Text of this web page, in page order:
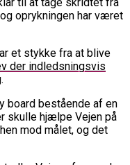
Minicopa Endesa´s
Skifter Til
Stjernespiller
Efter Misset
“Vi Har Lagt
For Fremtiden”
Den
For Skuffende
Til Grundspillets
Spiller
Og
Bakken Bears
Nørgaard Slutter
Til Youth
Talent Med Ny
Youth Champions
Til 20 Hold:
Og Valencia
Europas Største
Stopper På
Nørgaard
Real Madrid I
Til Bruttotruppen
Team
Hold Offentliggjort
Om OL 2024:
Os En Af De
Her Er Alle
Købt Rettighederne
oprykningen har været
et stykke fra at blive
der indledsningsvis
board bestående af en
skulle hjælpe Vejen på
mod målet, og det